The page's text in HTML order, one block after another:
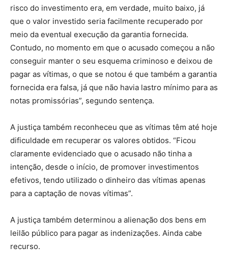
risco do investimento era, em verdade, muito baixo, já
que o valor investido seria facilmente recuperado por
meio da eventual execução da garantia fornecida.
Contudo, no momento em que o acusado começou a não
conseguir manter o seu esquema criminoso e deixou de
pagar as vítimas, o que se notou é que também a garantia
fornecida era falsa, já que não havia lastro mínimo para as
notas promissórias”, segundo sentença.
A justiça também reconheceu que as vítimas têm até hoje
dificuldade em recuperar os valores obtidos. “Ficou
claramente evidenciado que o acusado não tinha a
intenção, desde o início, de promover investimentos
efetivos, tendo utilizado o dinheiro das vítimas apenas
para a captação de novas vítimas”.
A justiça também determinou a alienação dos bens em
leilão público para pagar as indenizações. Ainda cabe
recurso.